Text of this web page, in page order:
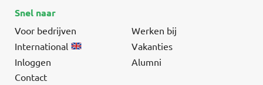
Snel naar
Voor bedrijven
Werken bij
International
Vakanties
Inloggen
Alumni
Contact